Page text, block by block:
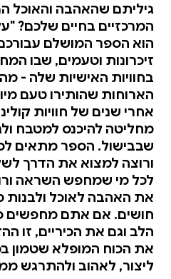
גיליתם שהאהבה והאוכל
המרכזיים בחיים שלכם?
הוא הספר המושלם
זיכרונות וטעמים, שבו
בחוויות האישיות שלה -
אחרי שנים של חוויות
מחליטה להיכנס למטבח
שבבישול. הספר מתאים
ורוצה למצוא את הדרך
לכל מי שמחפש השראה
את האהבה לאוכל ולבנות
חושים. אם אתם מחפשים
הלב וגם את הכיריים, זו
את הכוח המופלא שטמון
ליצור, לאהוב ולהתרגש